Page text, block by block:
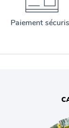
Paiement